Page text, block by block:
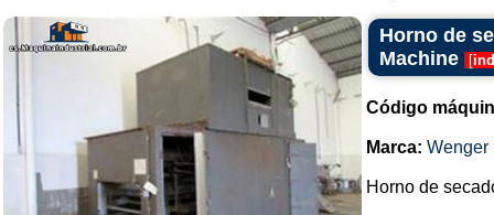
Horno de
Machine
[
Código
Marca: Wenger
Horno de